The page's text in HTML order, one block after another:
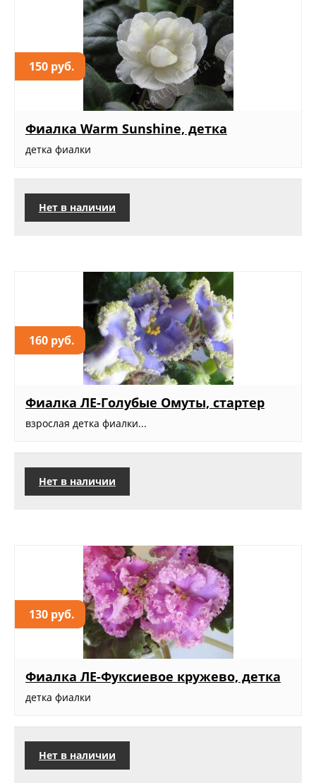
150 руб.
Фиалка Warm Sunshine, детка
детка фиалки
Нет в наличии
160 руб.
Фиалка ЛЕ-Голубые Омуты, стартер
взрослая детка фиалки...
Нет в наличии
130 руб.
Фиалка ЛЕ-Фуксиевое кружево, детка
детка фиалки
Нет в наличии